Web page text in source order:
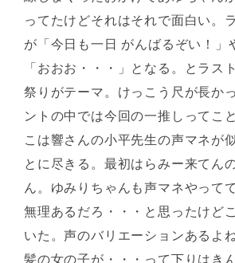
ってたけどそれはそれで面白い。
が「今日も一日 がんばるぞい！」
「おおお・・・」となる。とラス
祭りがテーマ。けっこう尺が長か
ントの中では今回の一推しってこ
こは響さんの小平先生の声マネが
とに尽きる。最初はらみー来てん
ん。ゆみりちゃんも声マネやって
無理あるだろ・・・と思ったけど
いた。声のバリエーションあるよ
髪の女の子が・・・って下りはき